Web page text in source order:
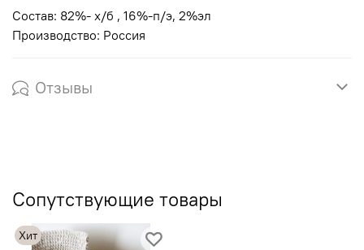
Состав: 82%- х/б , 16%-п/э, 2%эл
Производство: Россия
Отзывы
Сопутствующие товары
Хит